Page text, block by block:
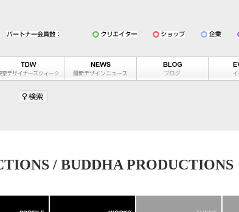
/ BUDDHA PRODUCTIONS